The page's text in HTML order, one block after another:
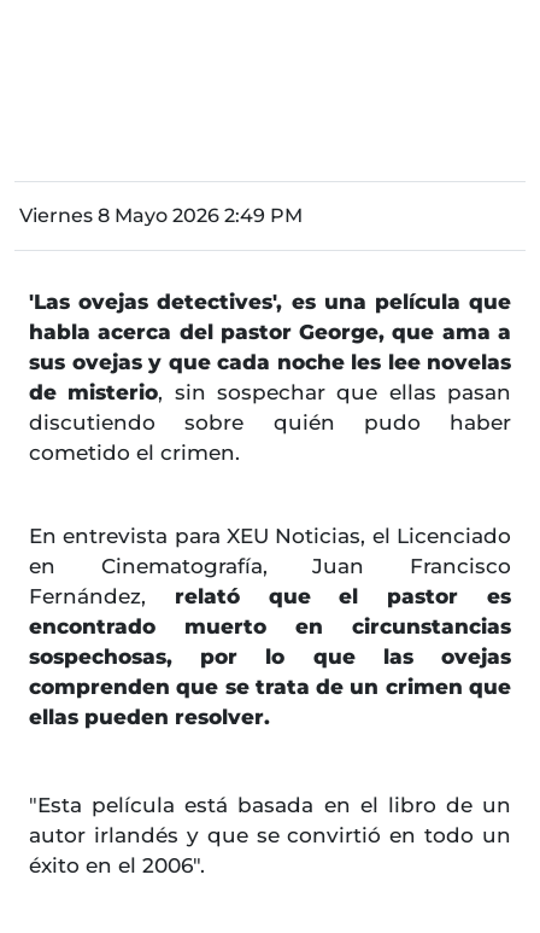
Viernes 8 Mayo 2026 2:49 PM
'Las ovejas detectives', es una película que
habla acerca del pastor George, que ama a
sus ovejas y que cada noche les lee novelas
de misterio, sin sospechar que ellas pasan
discutiendo sobre quién pudo haber
cometido el crimen.
En entrevista para XEU Noticias, el Licenciado
en Cinematografía, Juan Francisco
Fernández, relató que el pastor es
encontrado muerto en circunstancias
sospechosas, por lo que las ovejas
comprenden que se trata de un crimen que
ellas pueden resolver.
"Esta película está basada en el libro de un
autor irlandés y que se convirtió en todo un
éxito en el 2006".